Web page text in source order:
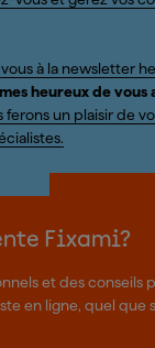
à la newsletter
heureux de vous
ferons un plaisir de
Fixami?
et des conseils
en ligne, quel que